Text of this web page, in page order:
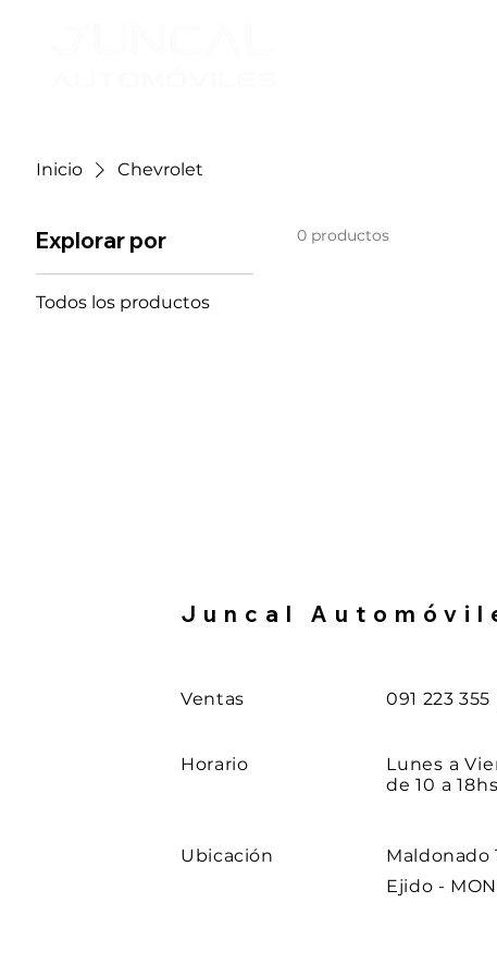
Inicio Chevrolet
Explorar por
Todos los productos
0 productos
Juncal
Ventas 091 223
Horario
Lunes a
de 10 a
Ubicación
Maldonado
Ejido -